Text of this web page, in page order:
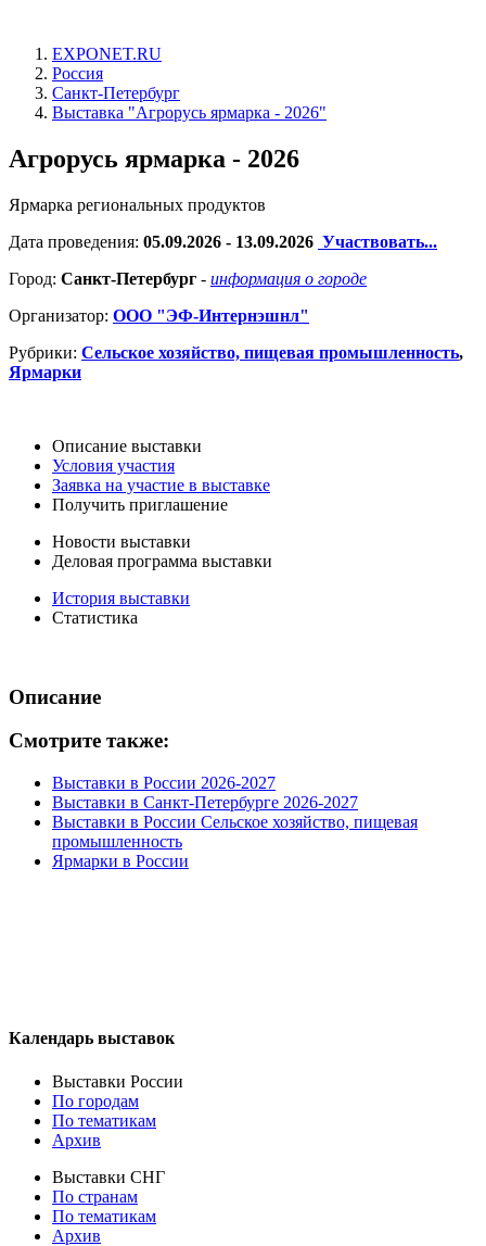
EXPONET.RU
Россия
Санкт-Петербург
Выставка "Агрорусь ярмарка - 2026"
Агрорусь ярмарка - 2026
Ярмарка региональных продуктов
Дата проведения: 05.09.2026 - 13.09.2026 Участвовать...
Город: Санкт-Петербург - информация о городе
Организатор: ООО "ЭФ-Интернэшнл"
Рубрики: Сельское хозяйство, пищевая промышленность,
Ярмарки
Описание выставки
Условия участия
Заявка на участие в выставке
Получить приглашение
Новости выставки
Деловая программа выставки
История выставки
Статистика
Описание
Смотрите также:
Выставки в России 2026-2027
Выставки в Санкт-Петербурге 2026-2027
Выставки в России Сельское хозяйство, пищевая
промышленность
Ярмарки в России
Календарь выставок
Выставки России
По городам
По тематикам
Архив
Выставки СНГ
По странам
По тематикам
Архив